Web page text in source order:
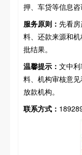
押、车贷等信息咨
服务原则： 先看
料、还款来源和
批结果。
温馨提示： 文中
料、机构审核意
放款机构。
联系方式：